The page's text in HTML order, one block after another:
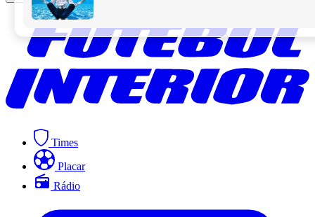
Times
Placar
Rádio